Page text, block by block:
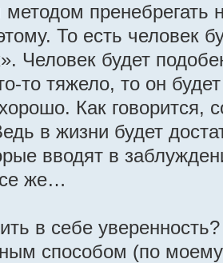
пренебрегать
То есть человек
Человек будет
то тяжело, то он
Как говорится,
в жизни будет
вводят в
же…
в себе уверенность?
способом (по моему